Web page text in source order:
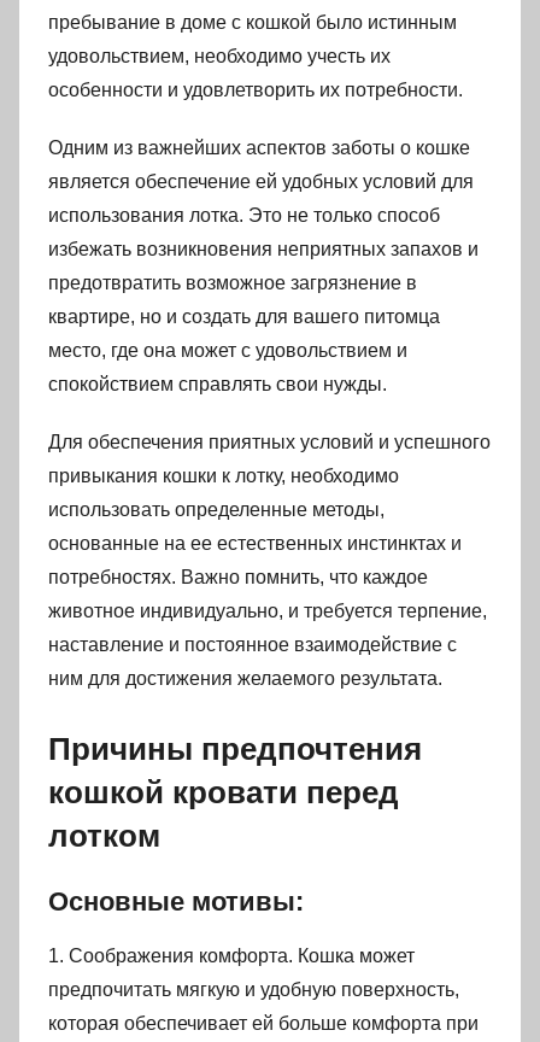
пребывание в доме с кошкой было истинным
удовольствием, необходимо учесть их
особенности и удовлетворить их потребности.
Одним из важнейших аспектов заботы о кошке
является обеспечение ей удобных условий для
использования лотка. Это не только способ
избежать возникновения неприятных запахов и
предотвратить возможное загрязнение в
квартире, но и создать для вашего питомца
место, где она может с удовольствием и
спокойствием справлять свои нужды.
Для обеспечения приятных условий и успешного
привыкания кошки к лотку, необходимо
использовать определенные методы,
основанные на ее естественных инстинктах и
потребностях. Важно помнить, что каждое
животное индивидуально, и требуется терпение,
наставление и постоянное взаимодействие с
ним для достижения желаемого результата.
Причины предпочтения
кошкой кровати перед
лотком
Основные мотивы:
1. Соображения комфорта. Кошка может
предпочитать мягкую и удобную поверхность,
которая обеспечивает ей больше комфорта при